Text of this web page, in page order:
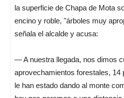
la superficie de Chapa de Mota
encino y roble, "árboles muy
señala el alcalde y acusa:
— A nuestra llegada, nos dimos
aprovechamientos forestales, 14
le han estado dando al monte